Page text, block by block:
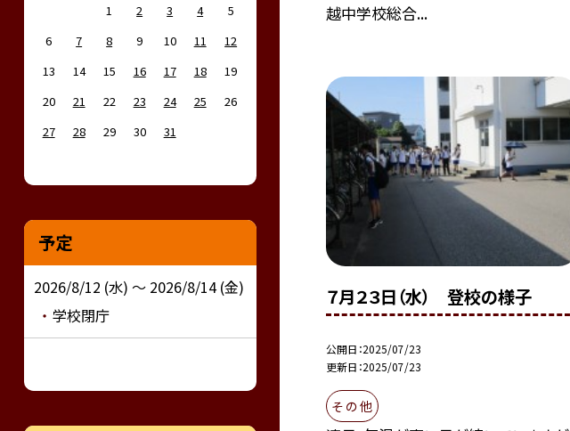
越中学校総合...
７月２３日（水） 登校の様子
公開日 2025/07/23
更新日 2025/07/23
そ の 他
1 2 3 4
5
6
7 8 9 10 11
12
13
14 15 16 17 18
19
20
21 22 23 24 25
26
27
28 29 30 31
予定
2026/8/12 (水) ～ 2026/8/14 (金)
学校閉庁